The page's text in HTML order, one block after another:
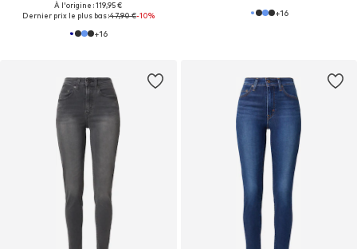
À l'origine : 119,95 €
Dernier prix le plus bas :47,90 €-10%
+16
+16